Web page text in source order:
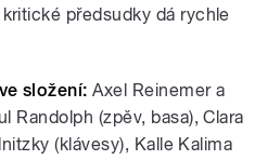
předsudky dá rychle
složení: Axel Reinemer a
Randolph (zpěv, basa), Clara
(klávesy), Kalle Kalima